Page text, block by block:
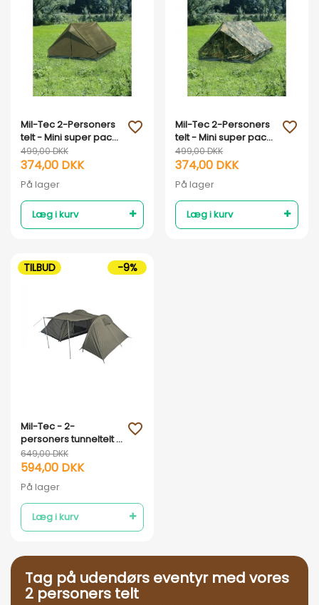
Vis her
Mil-Tec 2-Personers
telt - Mini super pack
- Armygrøn
499,00 DKK
374,00 DKK
På lager
Læg i kurv
favorite_outline
Vis her
Mil-Tec 2-Personers
telt - Mini super pack
- Flactarn
499,00 DKK
374,00 DKK
På lager
Læg i kurv
favorite_outline
Vis her
Mil-Tec - 2-
personers tunneltelt -
Armygrøn
649,00 DKK
594,00 DKK
På lager
Læg i kurv
favorite_outline
TILBUD -9%
Tag på udendørs eventyr med vores
2 personers telt